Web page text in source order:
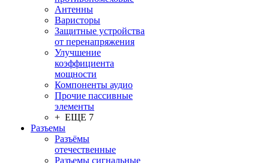
Антенны
Варисторы
Защитные устройства
от перенапряжения
Улучшение
коэффициента
мощности
Компоненты аудио
Прочие пассивные
элементы
+ ЕЩЕ 7
Разъeмы
Разъёмы
отечественные
Разъeмы сигнальные